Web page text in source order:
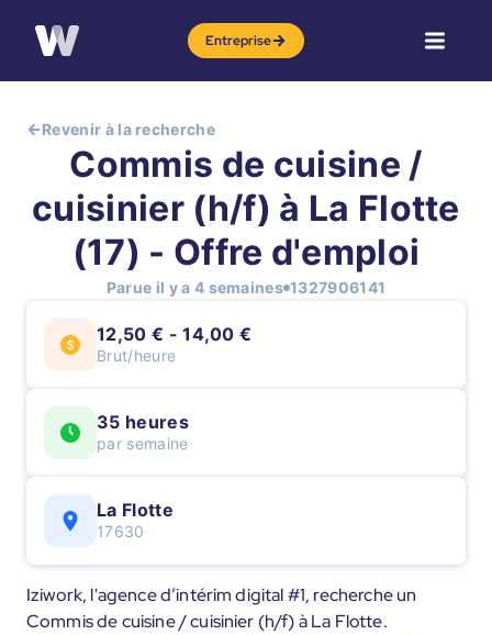
Entreprise
Revenir à la recherche
Commis de cuisine /
cuisinier (h/f) à La Flotte
(17) - Offre d'emploi
Parue il y a 4 semaines 1327906141
12,50 € - 14,00 €
Brut/heure
35 heures
par semaine
La Flotte
17630
Iziwork, l'agence d’intérim digital #1, recherche un
Commis de cuisine / cuisinier (h/f) à La Flotte.